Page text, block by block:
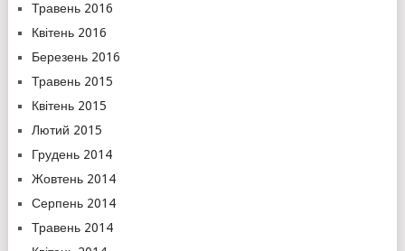
Травень 2016
Квітень 2016
Березень 2016
Травень 2015
Квітень 2015
Лютий 2015
Грудень 2014
Жовтень 2014
Серпень 2014
Травень 2014